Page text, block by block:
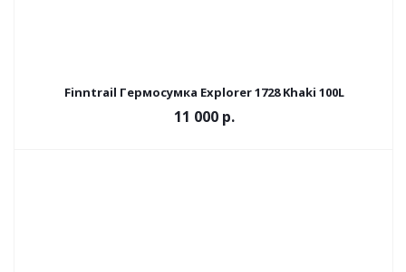
Finntrail Гермосумка Explorer 1728 Khaki 100L
11 000р.